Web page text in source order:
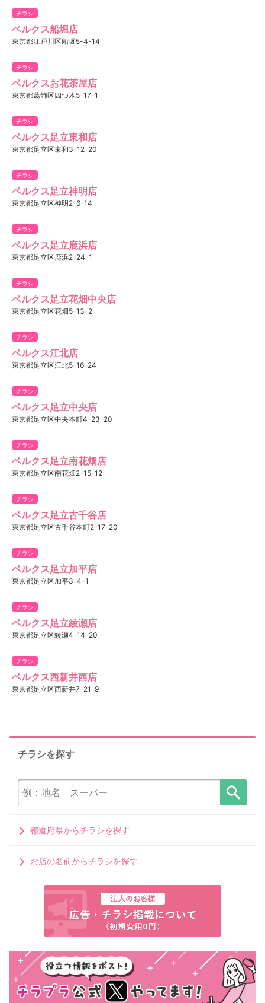
チラシ
ベルクス船堀店
東京都江戸川区船堀5-4-14
チラシ
ベルクスお花茶屋店
東京都葛飾区四つ木5-17-1
チラシ
ベルクス足立東和店
東京都足立区東和3-12-20
チラシ
ベルクス足立神明店
東京都足立区神明2-6-14
チラシ
ベルクス足立鹿浜店
東京都足立区鹿浜2-24-1
チラシ
ベルクス足立花畑中央店
東京都足立区花畑5-13-2
チラシ
ベルクス江北店
東京都足立区江北5-16-24
チラシ
ベルクス足立中央店
東京都足立区中央本町4-23-20
チラシ
ベルクス足立南花畑店
東京都足立区南花畑2-15-12
チラシ
ベルクス足立古千谷店
東京都足立区古千谷本町2-17-20
チラシ
ベルクス足立加平店
東京都足立区加平3-4-1
チラシ
ベルクス足立綾瀬店
東京都足立区綾瀬4-14-20
チラシ
ベルクス西新井西店
東京都足立区西新井7-21-9
チラシを探す
都道府県からチラシを探す
お店の名前からチラシを探す